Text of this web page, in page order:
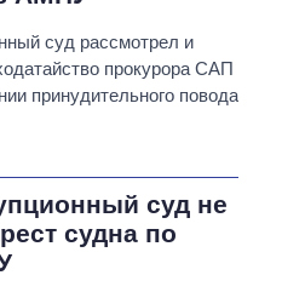
суд рассмотрел и
прокурора САП
принудительного повода
суд не
судна по